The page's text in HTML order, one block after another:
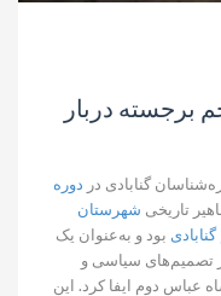
برجسته دربار
گنابادی در دوره
تاریخی شهرستان
بود و به‌عنوان یک
تصمیم‌های سیاسی و
عباس دوم ایفا کرد. این